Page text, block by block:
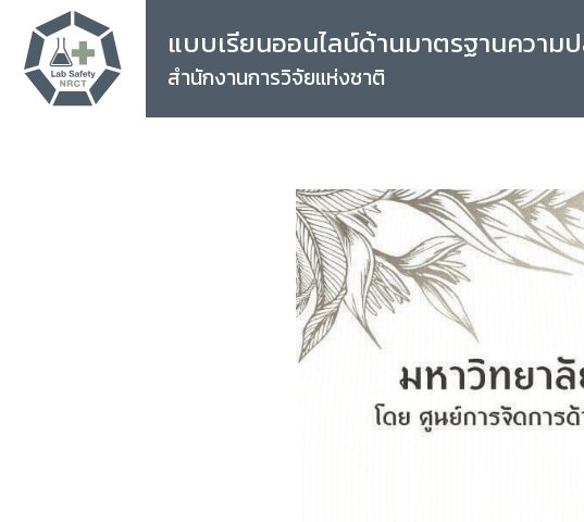
แบบเรียนออนไลน์ด้านมาตรฐานควา
สำนักงานการวิจัยแห่งชาติ